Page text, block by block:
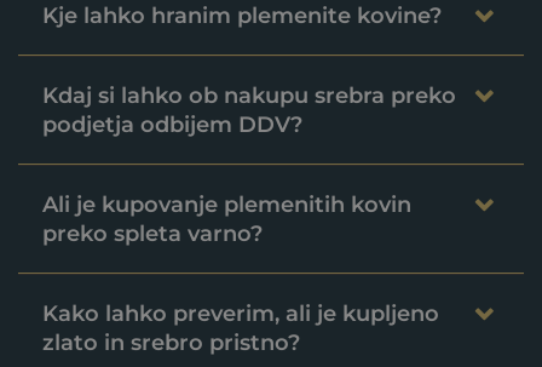
Kje lahko hranim plemenite kovine?
Kdaj si lahko ob nakupu srebra preko
podjetja odbijem DDV?
Ali je kupovanje plemenitih kovin
preko spleta varno?
Kako lahko preverim, ali je kupljeno
zlato in srebro pristno?